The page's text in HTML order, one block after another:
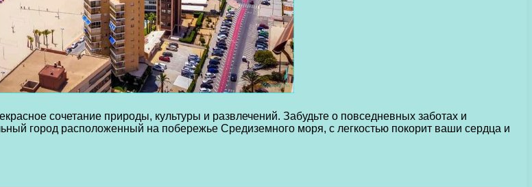
сочетание природы, культуры и развлечений. Забудьте о повседневных заботах и
город расположенный на побережье Средиземного моря, с легкостью покорит ваши сердца и